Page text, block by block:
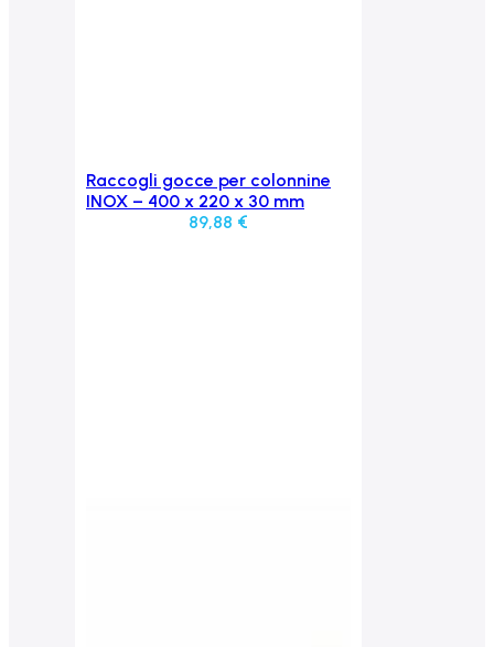
Aggiungi al carrello
Raccogli gocce per colonnine
INOX – 400 x 220 x 30 mm
89,88 €